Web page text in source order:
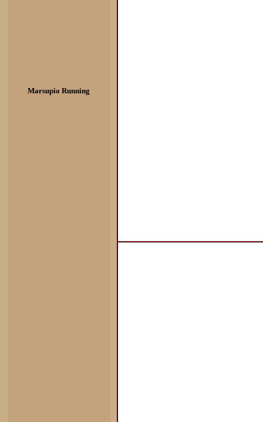
Marsupio Running